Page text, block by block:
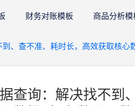
财务对账模板 商品分析模
、查不准、耗时长，高效获取核心
查询：解决找不到